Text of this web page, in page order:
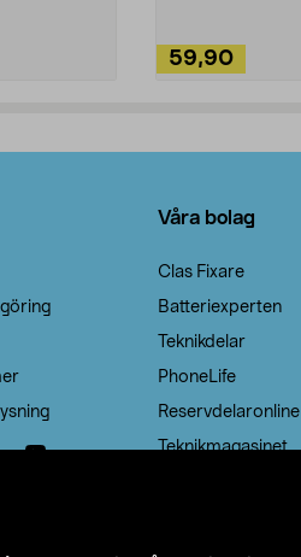
59,90
Våra bolag
Clas Fixare
Batteriexperten
Teknikdelar
PhoneLife
Reservdelaronline
Teknikmagasinet